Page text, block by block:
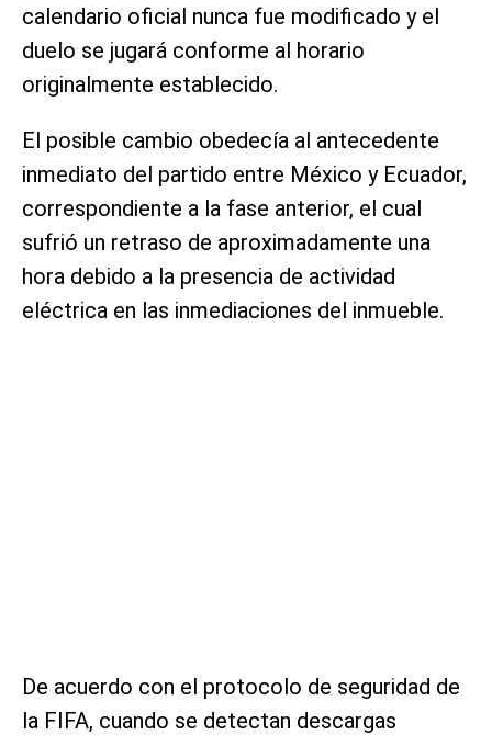
calendario oficial nunca fue modificado y el
duelo se jugará conforme al horario
originalmente establecido.
El posible cambio obedecía al antecedente
inmediato del partido entre México y Ecuador,
correspondiente a la fase anterior, el cual
sufrió un retraso de aproximadamente una
hora debido a la presencia de actividad
eléctrica en las inmediaciones del inmueble.
De acuerdo con el protocolo de seguridad de
la FIFA, cuando se detectan descargas